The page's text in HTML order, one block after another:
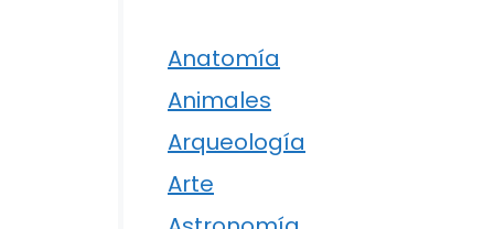
Anatomía
Animales
Arqueología
Arte